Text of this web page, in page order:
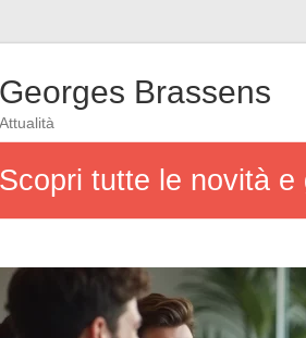
Georges Brassens
Attualità
Scopri tutte le novità